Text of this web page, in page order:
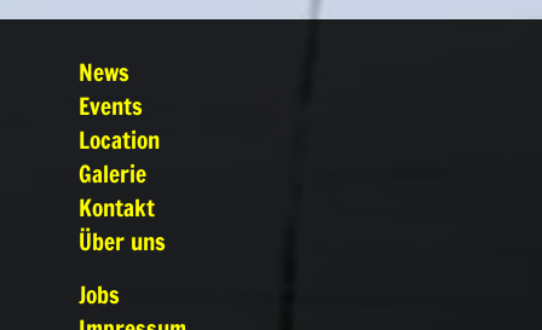
News
Events
Location
Galerie
Kontakt
Über uns
Jobs